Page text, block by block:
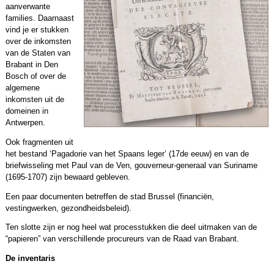
aanverwante
families. Daarnaast
vind je er stukken
over de inkomsten
van de Staten van
Brabant in Den
Bosch of over de
algemene
inkomsten uit de
domeinen in
Antwerpen.
Ook fragmenten uit
het bestand ‘Pagadorie van het Spaans leger’ (17de eeuw) en van de
briefwisseling met Paul van de Ven, gouverneur-generaal van Suriname
(1695-1707) zijn bewaard gebleven.
Een paar documenten betreffen de stad Brussel (financiën,
vestingwerken, gezondheidsbeleid).
Ten slotte zijn er nog heel wat processtukken die deel uitmaken van de
“papieren” van verschillende procureurs van de Raad van Brabant.
De inventaris